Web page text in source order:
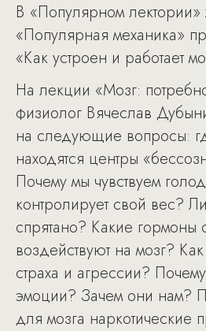
В «Популярном лектории»
«Популярная механика»
«Как устроен и работает
На лекции «Мозг:
физиолог Вячеслав
на следующие вопросы:
находятся центры
Почему мы чувствуем
контролирует свой вес?
спрятано? Какие гормоны
воздействуют на мозг?
страха и агрессии?
эмоции? Зачем они нам?
для мозга наркотические